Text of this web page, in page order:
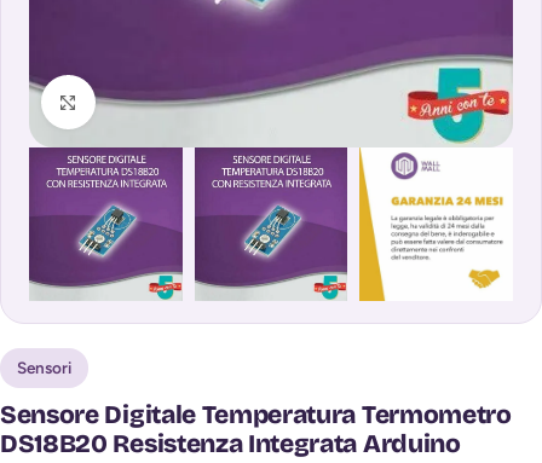
Clicca per ingrandire
Sensori
Sensore Digitale Temperatura Termometro
DS18B20 Resistenza Integrata Arduino